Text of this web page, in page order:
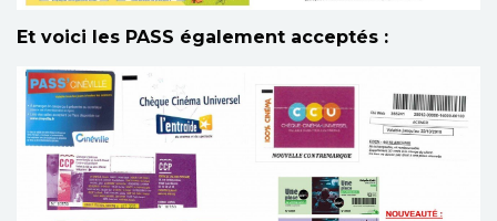
Et voici les PASS également acceptés :